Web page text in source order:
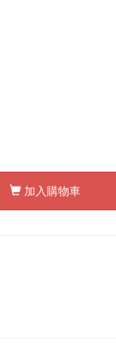
加入購物車